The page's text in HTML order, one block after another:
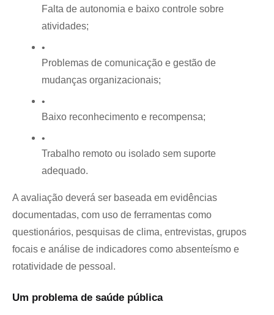
Falta de autonomia e baixo controle sobre
atividades;
Problemas de comunicação e gestão de
mudanças organizacionais;
Baixo reconhecimento e recompensa;
Trabalho remoto ou isolado sem suporte
adequado.
A avaliação deverá ser baseada em evidências
documentadas, com uso de ferramentas como
questionários, pesquisas de clima, entrevistas, grupos
focais e análise de indicadores como absenteísmo e
rotatividade de pessoal.
Um problema de saúde pública